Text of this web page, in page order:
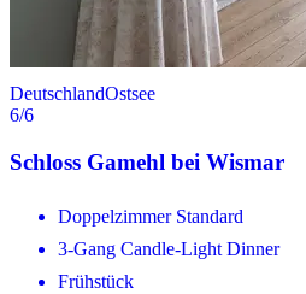
DeutschlandOstsee
6/6
Schloss Gamehl bei Wismar
Doppelzimmer Standard
3-Gang Candle-Light Dinner
Frühstück